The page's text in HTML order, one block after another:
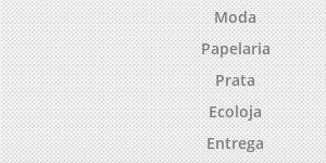
Moda
Papelaria
Prata
Ecoloja
Entrega